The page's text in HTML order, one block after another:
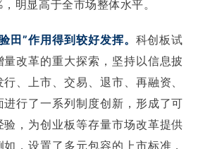
明显高于全市场整体水平。
田”作用得到较好发挥。 科创板试
量改革的重大探索，坚持以信息披
、上市、交易、退市、再融资、
进行了一系列制度创新，形成了可
验，为创业板等存量市场改革提供
，设置了多元包容的上市标准，